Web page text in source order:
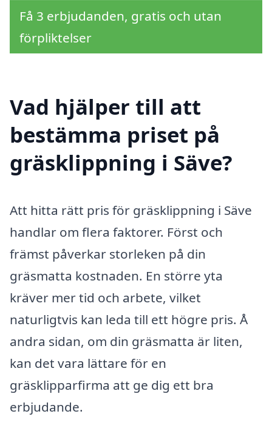
Få 3 erbjudanden, gratis och utan
förpliktelser
Vad hjälper till att
bestämma priset på
gräsklippning i Säve?
Att hitta rätt pris för gräsklippning i Säve
handlar om flera faktorer. Först och
främst påverkar storleken på din
gräsmatta kostnaden. En större yta
kräver mer tid och arbete, vilket
naturligtvis kan leda till ett högre pris. Å
andra sidan, om din gräsmatta är liten,
kan det vara lättare för en
gräsklipparfirma att ge dig ett bra
erbjudande.